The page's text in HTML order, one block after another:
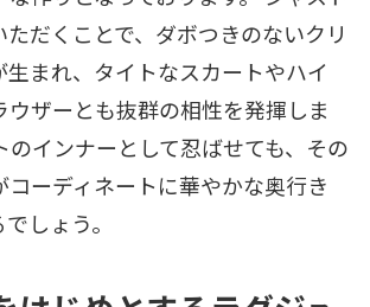
だくことで、ダボつきのないクリ
生まれ、タイトなスカートやハイ
ウザーとも抜群の相性を発揮しま
のインナーとして忍ばせても、その
コーディネートに華やかな奥行き
しょう。